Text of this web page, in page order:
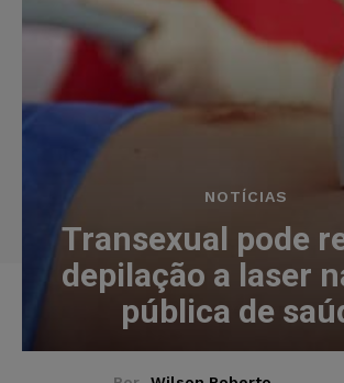
NOTÍCIAS
Transexual pode
depilação a laser
pública de